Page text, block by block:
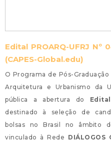
Edital PROARQ-UFRJ
(CAPES-Global.edu)
O Programa de Pós-
Arquitetura e Urbanismo da
pública a abertura do
destinado à seleção de
bolsas no Brasil no âmbito
vinculado à Rede DIÁLOGOS